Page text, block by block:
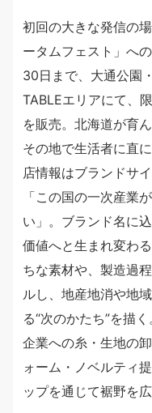
初回の大きな発信の
ータムフェスト」へ
30日まで、大通公園
TABLEエリアにて、
を販売。北海道が育
その地で生活者に直
店情報はブランドサ
「この国の一次産業
い」。ブランド名に
価値へと生まれ変わ
ちな素材や、製造過
ルし、地産地消や地
る“次のかたち”を描
企業への糸・生地の
ォーム・ノベルティ
ップを通じて裾野を